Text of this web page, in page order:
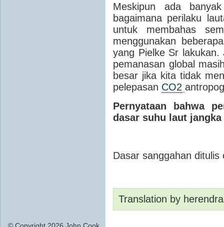
Meskipun ada
bagaimana perilaku
untuk membahas
menggunakan
yang Pielke Sr lakukan.
pemanasan global
besar jika kita tidak
pelepasan CO2
Pernyataan bahwa
dasar suhu laut
Dasar sanggahan
Translation by